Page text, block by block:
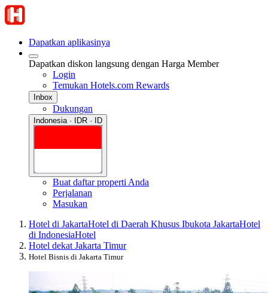
Dapatkan aplikasinya
Dapatkan diskon langsung dengan Harga Member
Login
Temukan Hotels.com Rewards
Inbox
Dukungan
Indonesia · IDR · ID
Buat daftar properti Anda
Perjalanan
Masukan
Hotel di JakartaHotel di Daerah Khusus Ibukota JakartaHotel
di IndonesiaHotel
Hotel dekat Jakarta Timur
Hotel Bisnis di Jakarta Timur